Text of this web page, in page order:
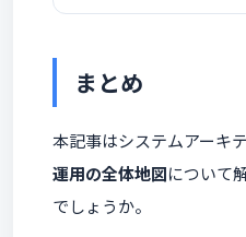
まとめ
本記事はシステムアーキ
運用の全体地図について
でしょうか。